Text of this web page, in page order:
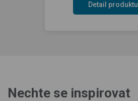
Detail produktu
Nechte se inspirovat